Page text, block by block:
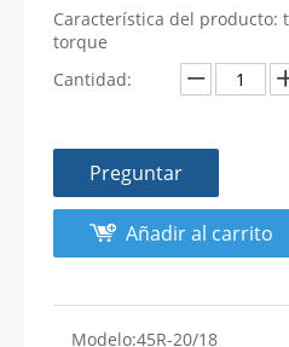
Característica del producto:
torque
Cantidad:
Preguntar
Añadir al carrito
Modelo:45R-20/18